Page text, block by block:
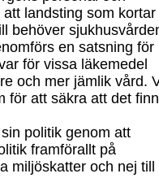
landsting som kortar
behöver
en satsning för
för vissa läkemedel
och mer jämlik vård.
för att säkra att det
politik genom att
framförallt på
miljöskatter och nej till